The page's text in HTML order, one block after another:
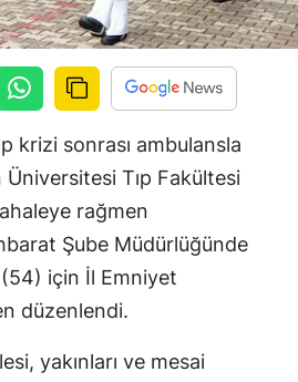
krizi sonrası ambulansla
Tıp Fakültesi
rağmen
Şube Müdürlüğünde
için İl Emniyet
düzenlendi.
yakınları ve mesai